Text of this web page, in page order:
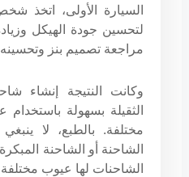
السيارة الأولى، اتخذ
لتحسين جودة الهيكل
مراجعة تصميم بنز
وكانت النتيجة إنشاء
الثقيلة بسهولة
مختلفة. بالطبع، لا
الشاحنة أو الشاحنة
الشاحنات لها عيوب